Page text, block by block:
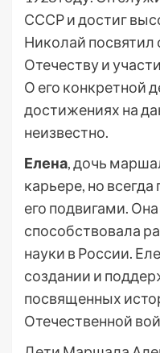
СССР и достиг
Николай
Отечеству и
О его конкретной
достижениях на
неизвестно.
Елена, дочь
карьере, но
его подвигами.
способствовала
науки в России.
создании и
посвященных
Отечественной